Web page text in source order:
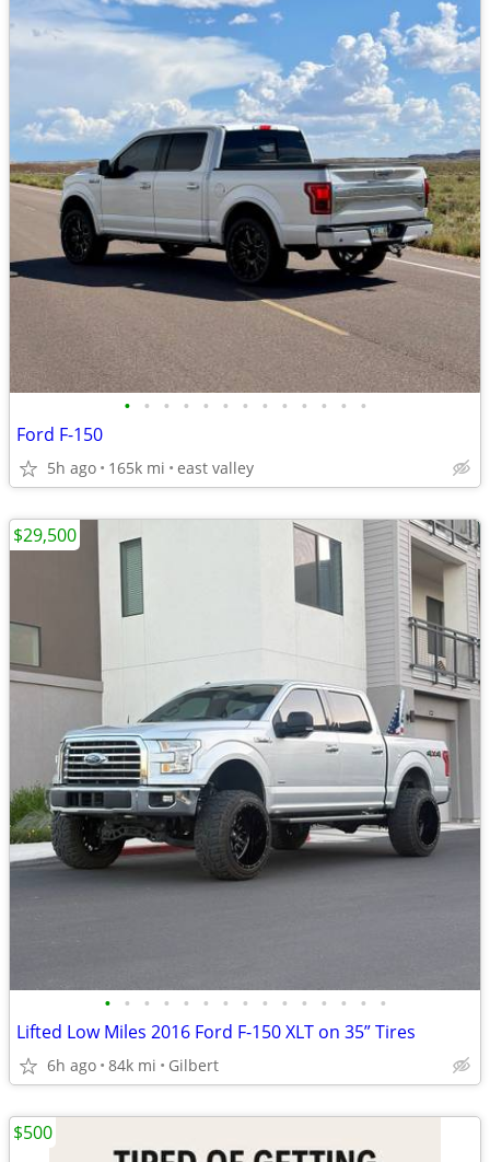
• • • • • • • • • • • • •
Ford F-150
5h ago 165k mi east valley
• • • • • • • • • • • • • • •
Lifted Low Miles 2016 Ford F-150 XLT on 35” Tires
6h ago 84k mi Gilbert
$29,500
$500